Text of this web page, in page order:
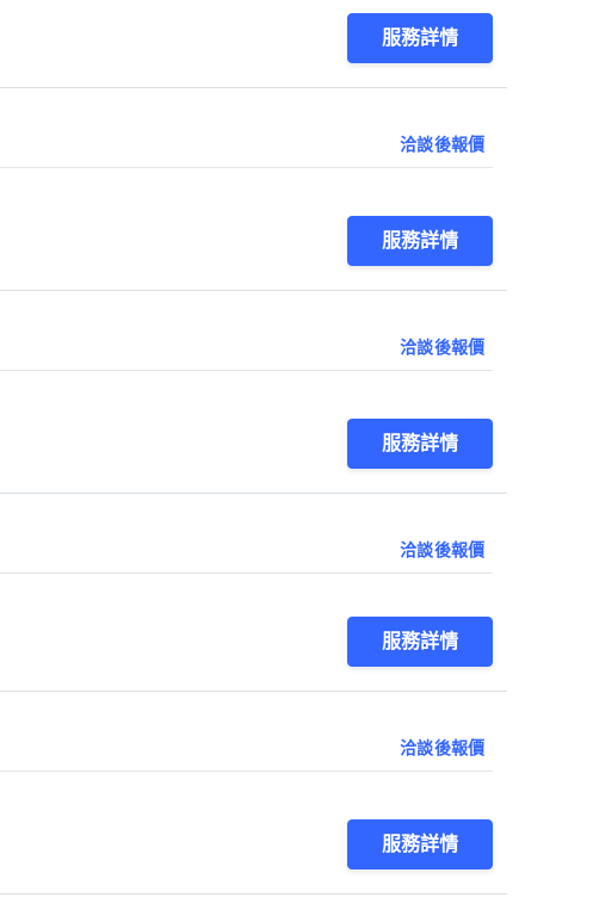
服務詳情
洽談後報價
服務詳情
洽談後報價
服務詳情
洽談後報價
服務詳情
洽談後報價
服務詳情